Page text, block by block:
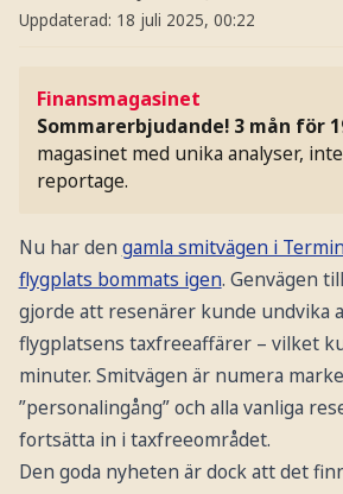
Uppdaterad: 18 juli 2025, 00:22
Finansmagasinet
Sommarerbjudande! 3 mån för
magasinet med unika analyser,
reportage.
Nu har den gamla smitvägen i
flygplats bommats igen. Genvägen
gjorde att resenärer kunde undvika
flygplatsens taxfreeaffärer – vilket
minuter. Smitvägen är numera
”personalingång” och alla vanliga
fortsätta in i taxfreeområdet.
Den goda nyheten är dock att det